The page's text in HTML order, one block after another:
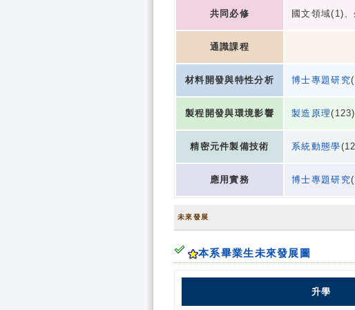
共同必修 國文領域(1)
通識課程
材料開發與特性分析 博士專題研究
製程開發與環境影響 製造原理
精密元件製備技術 系統動態學
應用實務 博士專題研究
未來發展
本系畢業生未來發展圖
升學